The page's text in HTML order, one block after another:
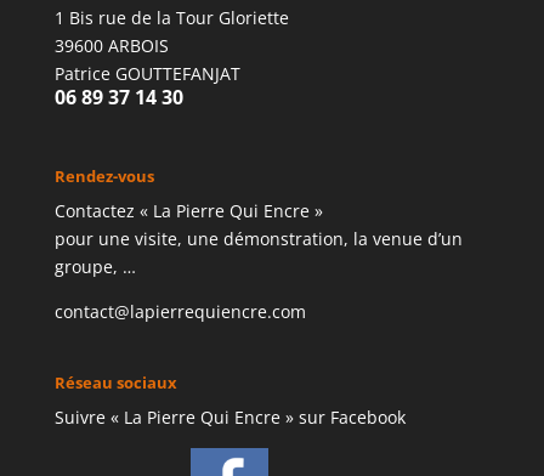
1 Bis rue de la Tour Gloriette
39600 ARBOIS
Patrice GOUTTEFANJAT
06 89 37 14 30
Rendez-vous
Contactez « La Pierre Qui Encre »
pour une visite, une démonstration, la venue d’un
groupe, …
contact@lapierrequiencre.com
Réseau sociaux
Suivre « La Pierre Qui Encre » sur Facebook